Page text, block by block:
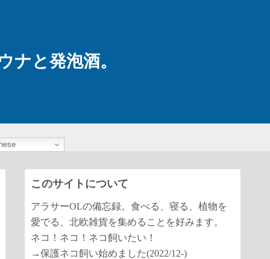
ナと発泡酒。
このサイトについて
アラサーOLの備忘録。食べる、寝る、植物を
愛でる、北欧雑貨を集めることを好みます。
ネコ！ネコ！ネコ飼いたい！
→保護ネコ飼い始めました(2022/12-)